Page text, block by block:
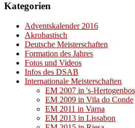
Kategorien
Adventskalender 2016
Akrobastisch
Deutsche Meisterschaften
Formation des Jahres
Fotos und Videos
Infos des DSAB
Internationale Meisterschaften
EM 2007 in 's-
EM 2009 in Vila do Conde
EM 2011 in Varna
EM 2013 in Lissabon